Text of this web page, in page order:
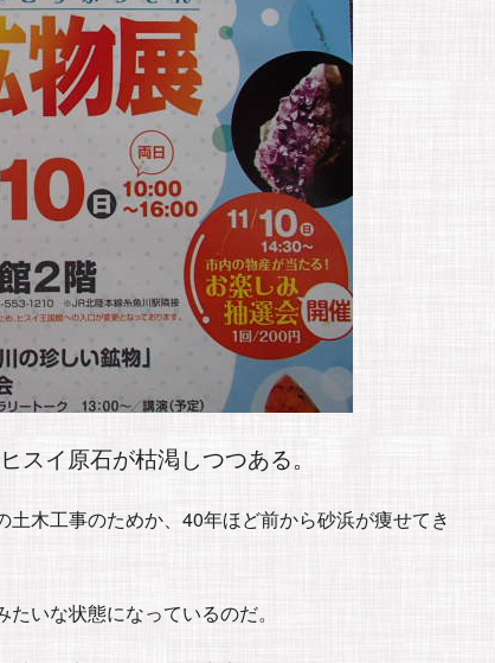
スイ原石が枯渇しつつある。
木工事のためか、40年ほど前から砂浜が痩せてき
いな状態になっているのだ。